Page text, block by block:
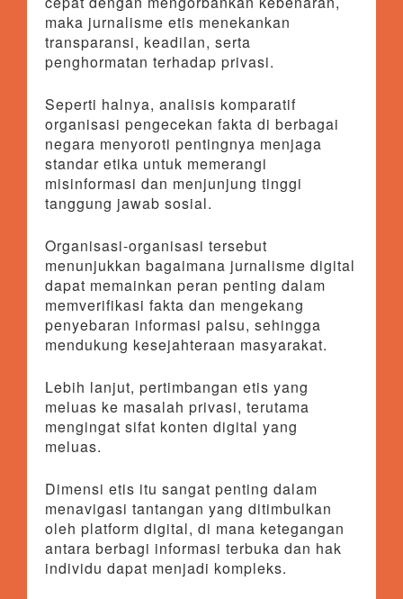
maka jurnalisme etis menekankan
transparansi, keadilan, serta
penghormatan terhadap privasi.
Seperti halnya, analisis komparatif
organisasi pengecekan fakta di berbagai
negara menyoroti pentingnya menjaga
standar etika untuk memerangi
misinformasi dan menjunjung tinggi
tanggung jawab sosial.
Organisasi-organisasi tersebut
menunjukkan bagaimana jurnalisme digital
dapat memainkan peran penting dalam
memverifikasi fakta dan mengekang
penyebaran informasi palsu, sehingga
mendukung kesejahteraan masyarakat.
Lebih lanjut, pertimbangan etis yang
meluas ke masalah privasi, terutama
mengingat sifat konten digital yang
meluas.
Dimensi etis itu sangat penting dalam
menavigasi tantangan yang ditimbulkan
oleh platform digital, di mana ketegangan
antara berbagi informasi terbuka dan hak
individu dapat menjadi kompleks.